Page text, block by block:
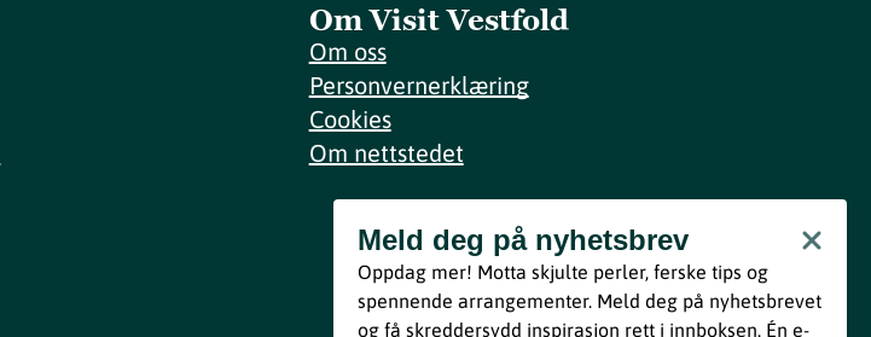
Om Visit Vestfold
Om oss
Personvernerklæring
Cookies
Om nettstedet
Meld deg på nyhetsbrev
Bli med
Meld deg på nyhetsbrev
Oppdag mer! Motta skjulte perler, ferske tips og
spennende arrangementer. Meld deg på nyhetsbrevet
og få skreddersydd inspirasjon rett i innboksen. Én e-